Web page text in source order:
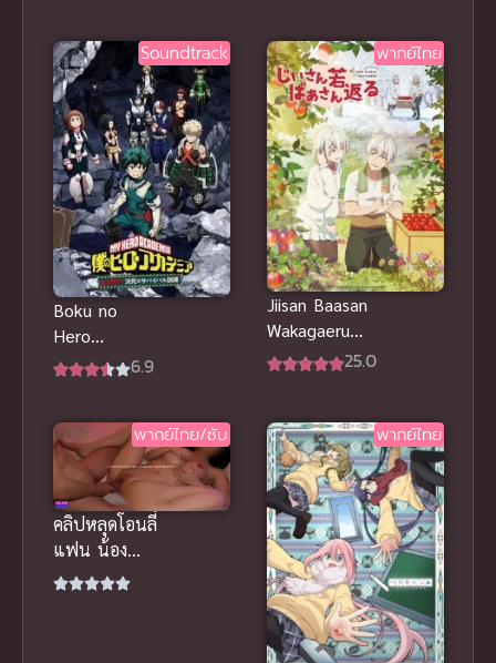
ไทย
สยองขวัญแห่ง
จักรวาล
Soundtrack
Boku no
Hero
Academia6.9
พากย์ไทย
Jiisan Baasan
Wakagaeru
ซับไทย
25.0
พากย์ไทย/ซับ
คลิปหลุดโอนลี่
แฟน น้อง
เหมียว คอส
พากย์ไทย